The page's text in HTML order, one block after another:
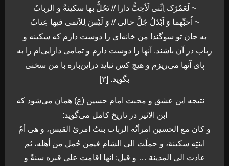
~ لَعَمْرُک اِنِّنی لَاُحِبُّ دارا // تَحُلُّ بها سکینةُ و الربابُ
~ اُحبِّهما وَ اَبْدُلُ جُلَّ حالی // وَ لَیْسَ لِلاَئمی فیها عِتابُ
به جان تو سوگند! من خانه‌ای را دوست دارم که سکینه و
رباب در آن باشند. آنها را دوست دارم و تمامی دارایی‌ام را به
پای آنها می‌ریزم و هیچ کس نباید دراین‌باره با من سخنی
بگوید. [۳]
🔹نتیجه این عشق و محبت امام حسین (ع) همان می‌شود که
ابن الاثير در تاريخ كامل می‌گويد:
و كان مع الحسين امرأتُه الرباب بنتُ امرئ القيس، و هى أمُ
ابنتِه سكينة، و حملَت الى الشام فيمن حُمل من أهله، ثم
عادت الى المدينة … و قيل: انها اقامت على قبره سنةً و